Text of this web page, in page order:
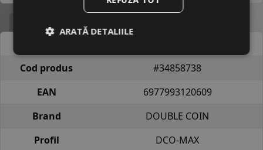
Cod produs
#34858738
EAN
6977993120609
Brand
DOUBLE COIN
Profil
DCO-MAX
ARATĂ DETALIILE